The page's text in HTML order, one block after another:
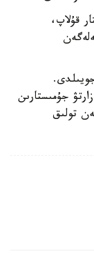
قۇلاپ،
جۇمىستارىن
تولىق